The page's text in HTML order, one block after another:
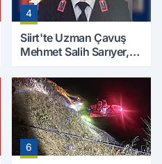
4
Siirt'te Uzman Çavuş
Mehmet Salih Sarıyer,
6